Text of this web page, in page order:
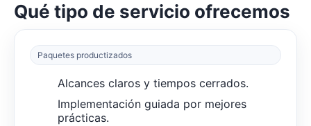
Qué tipo de servicio ofrecemos
Paquetes productizados
Alcances claros y tiempos cerrados.
Implementación guiada por mejores
prácticas.